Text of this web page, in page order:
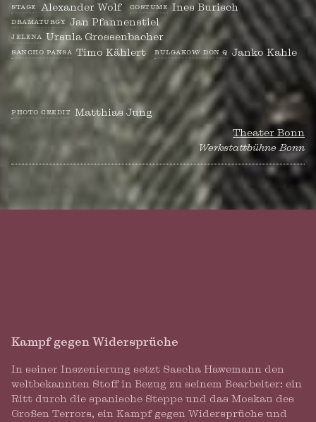
stage Alexander Wolf costume Ines Burisch
dramaturgy Jan Pfannenstiel
jelena Ursula Grossenbacher
sancho pansa Timo Kählert bulgakow/ don q Janko Kahle
photo credit Matthias Jung
Theater Bonn
Werkstattbühne Bonn
Kampf gegen Widersprüche
In seiner Inszenierung setzt Sascha Hawemann den
weltbekannten Stoff in Bezug zu seinem Bearbeiter: ein
Ritt durch die spanische Steppe und das Moskau des
Großen Terrors, ein Kampf gegen Widersprüche und